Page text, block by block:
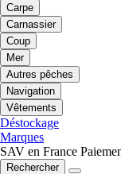
Carpe
Carnassier
Coup
Mer
Autres pêches
Navigation
Vêtements
Déstockage
Marques
SAV en France
Rechercher